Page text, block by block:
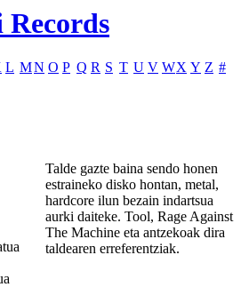
Records
L MN O P Q R S T U V WX Y Z #
Talde gazte baina sendo honen
estraineko disko hontan, metal,
hardcore ilun bezain indartsua
aurki daiteke. Tool, Rage Against
The Machine eta antzekoak dira
taldearen erreferentziak.